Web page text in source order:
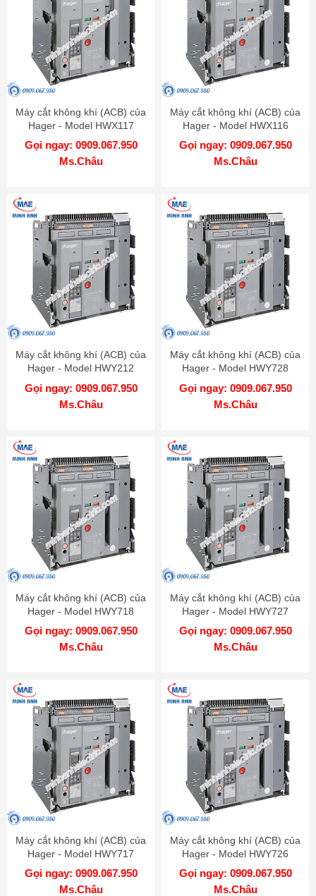
Máy cắt không khí (ACB) của
Hager - Model HWX117
Gọi ngay: 0909.067.950
Ms.Châu
Máy cắt không khí (ACB) của
Hager - Model HWX116
Gọi ngay: 0909.067.950
Ms.Châu
Máy cắt không khí (ACB) của
Hager - Model HWY212
Gọi ngay: 0909.067.950
Ms.Châu
Máy cắt không khí (ACB) của
Hager - Model HWY728
Gọi ngay: 0909.067.950
Ms.Châu
Máy cắt không khí (ACB) của
Hager - Model HWY718
Gọi ngay: 0909.067.950
Ms.Châu
Máy cắt không khí (ACB) của
Hager - Model HWY727
Gọi ngay: 0909.067.950
Ms.Châu
Máy cắt không khí (ACB) của
Hager - Model HWY717
Gọi ngay: 0909.067.950
Ms.Châu
Máy cắt không khí (ACB) của
Hager - Model HWY726
Gọi ngay: 0909.067.950
Ms.Châu